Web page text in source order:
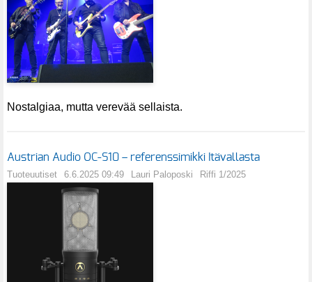
Nostalgiaa, mutta verevää sellaista.
Austrian Audio OC-S10 – referenssimikki Itävallasta
Tuoteuutiset 6.6.2025 09:49 Lauri Paloposki Riffi 1/2025